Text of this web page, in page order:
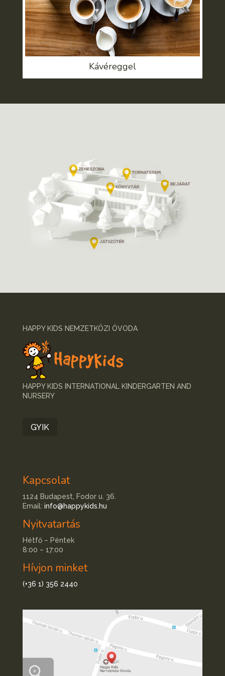
Kávéreggel
HAPPY KIDS NEMZETKÖZI ÓVODA
HAPPY KIDS INTERNATIONAL KINDERGARTEN AND
NURSERY
GYIK
Kapcsolat
1124 Budapest, Fodor u. 36.
Email: info@happykids.hu
Nyitvatartás
Hétfő – Péntek
8:00 – 17:00
Hívjon minket
(+36 1) 356 2440